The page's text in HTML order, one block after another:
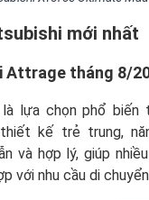
mới nhất
Attrage tháng 8/
lựa chọn phổ biến
kế trẻ trung,
và hợp lý, giúp
với nhu cầu di